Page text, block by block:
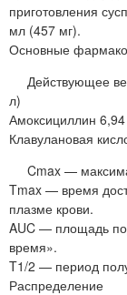
приготовления
мл (457 мг).
Основные
Действующее
л)
Амоксициллин
Клавулановая
Cmax —
Tmax — время
плазме крови.
AUC — площадь
время».
T1/2 — период
Распределение